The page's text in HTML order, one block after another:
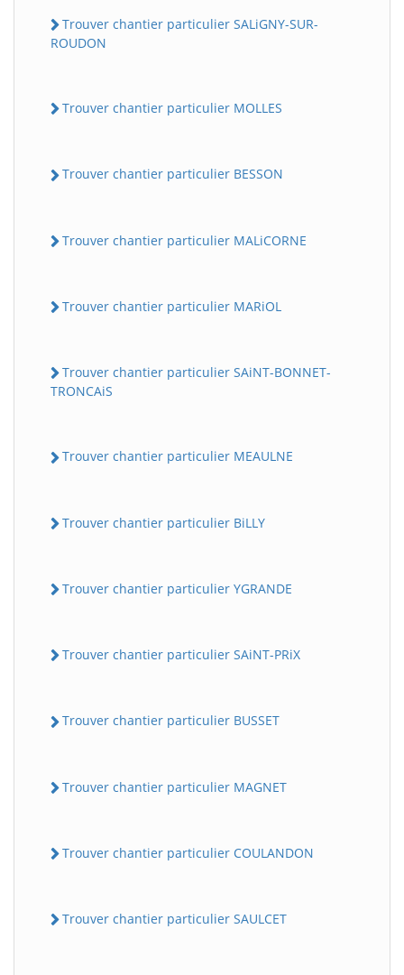
Trouver chantier particulier SALiGNY-SUR-
ROUDON
Trouver chantier particulier MOLLES
Trouver chantier particulier BESSON
Trouver chantier particulier MALiCORNE
Trouver chantier particulier MARiOL
Trouver chantier particulier SAiNT-BONNET-
TRONCAiS
Trouver chantier particulier MEAULNE
Trouver chantier particulier BiLLY
Trouver chantier particulier YGRANDE
Trouver chantier particulier SAiNT-PRiX
Trouver chantier particulier BUSSET
Trouver chantier particulier MAGNET
Trouver chantier particulier COULANDON
Trouver chantier particulier SAULCET
B BatiWebPro